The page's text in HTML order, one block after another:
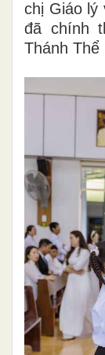
chị Giáo lý
đã chính
Thánh Thể